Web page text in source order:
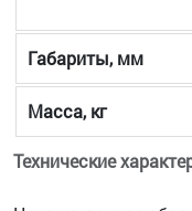
Технические
Габариты, мм
Масса, кг